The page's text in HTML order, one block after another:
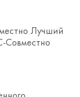
Лучший
Совместно